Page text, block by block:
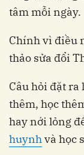
tâm mỗi ngày.
Chính vì điều
thảo sửa đổi
Câu hỏi đặt
thêm, học
hay nới lỏng
huynhvà học